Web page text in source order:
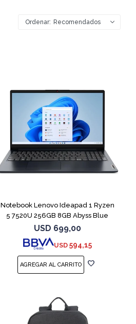
Recomendados
Notebook Lenovo Ideapad 1 Ryzen
5 7520U 256GB 8GB Abyss Blue
USD 699,00
USD 594,15